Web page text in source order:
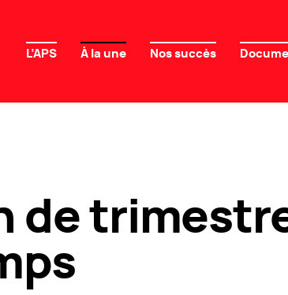
L’APS À la une Nos succès
de